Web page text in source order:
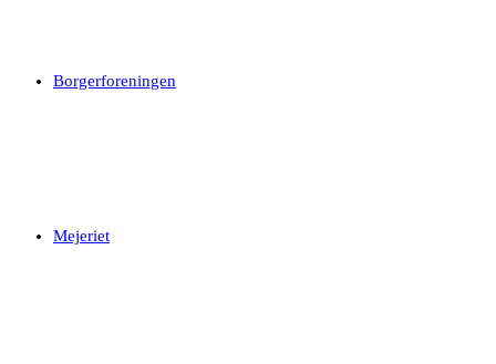
Borgerforeningen
Mejeriet